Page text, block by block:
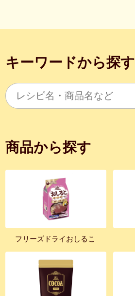
キーワードから探す
商品から探す
フリーズドライおしるこ